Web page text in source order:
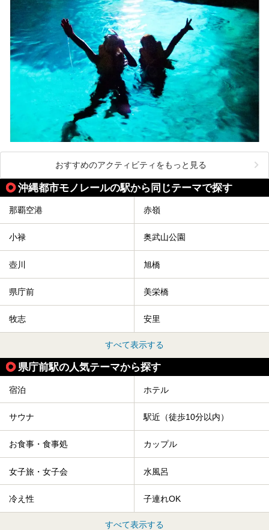
おすすめのアクティビティをもっと見る
沖縄都市モノレールの駅から同じテーマで探す
那覇空港 赤嶺
小禄 奥武山公園
壺川 旭橋
県庁前 美栄橋
牧志 安里
すべて表示する
県庁前駅の人気テーマから探す
宿泊 ホテル
サウナ 駅近（徒歩10分以内）
お食事・食事処 カップル
女子旅・女子会 水風呂
冷え性 子連れOK
すべて表示する